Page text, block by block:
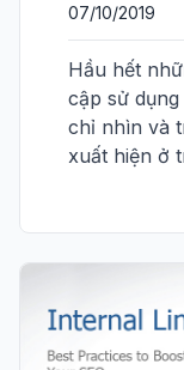
07/10/2019
Hầu hết
cập sử
chỉ nhìn và
xuất hiện ở